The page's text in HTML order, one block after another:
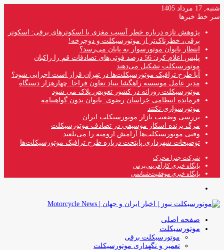
شنبه, 17 مرداد 1405
سر خط خبرها
پژوهش تازه درباره خطر آسیب مغزی با اسکوترهای برقی: اسکوتر
برقی، خطرناک‌تر از موتورسیکلت و دوچرخه!
انتظار بانوان موتورسوار به پایان می‌رسد؟
پلیس اعلام کرد: 56 درصد فوتی‌های تصادفات قم را راکبان
موتورسیکلت تشکیل می‌دهند
آیا طرح ترافیک موتورسیکلت‌ها در تهران قرار است اجرایی شود؟
مدیر عامل موسسه راهگشا بنیاد تعاون فراجا: چهارهزار دستگاه
موتورسیکلت روزانه در کشور تعویض پلاک می شود
فرمانده انتظامی خراسان رضوی: بانوان بدون گواهینامه
موتورسواری نکنند
بررسی وضعیت بازار موتورسیکلت ایران
مرگ برنده اسکار موسیقی در تصادف موتورسیکلت
وقتی موتورسیکلت‌ها آرامش ارومیه را می‌بلعند
توضیحات شهرداری پایتخت درباره طرح ترافیک موتورسیکلت‌ها
شرکت چترا محرک
پایگاه خبری کارآفرینی‌پرس
پایگاه خبری موفقیت‌شناسی
صفحه اصلی
موتورسیکلت
موتورسیکلت برقی
تعمیر و نگهداری موتورسیکلت